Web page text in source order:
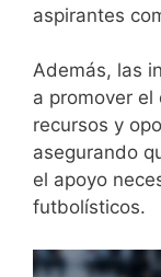
aspirantes
Además, las
a promover
recursos y
asegurando
el apoyo
futbolísticos.